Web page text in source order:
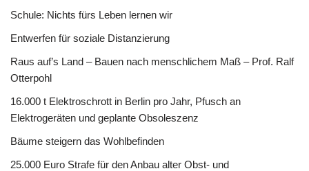
Schule: Nichts fürs Leben lernen wir
Entwerfen für soziale Distanzierung
Raus auf’s Land – Bauen nach menschlichem Maß – Prof. Ralf
Otterpohl
16.000 t Elektroschrott in Berlin pro Jahr, Pfusch an
Elektrogeräten und geplante Obsoleszenz
Bäume steigern das Wohlbefinden
25.000 Euro Strafe für den Anbau alter Obst- und